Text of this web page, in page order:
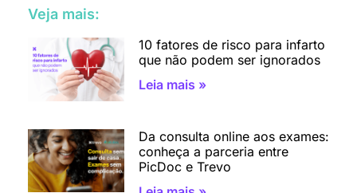
Veja mais:
10 fatores de risco para infarto
que não podem ser ignorados
Leia mais »
Da consulta online aos exames:
conheça a parceria entre
PicDoc e Trevo